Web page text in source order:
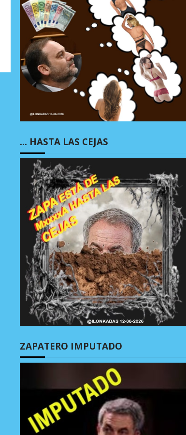
… HASTA LAS CEJAS
ZAPATERO IMPUTADO